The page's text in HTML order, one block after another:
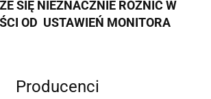
SIĘ NIEZNACZNIE RÓŻNIĆ W
OD USTAWIEŃ MONITORA
Producenci